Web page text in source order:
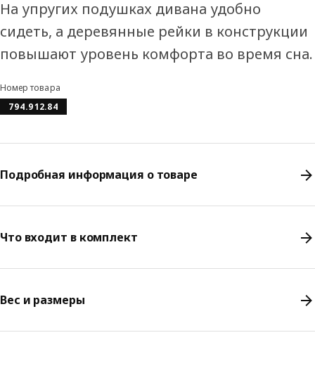
На упругих подушках дивана удобно
сидеть, а деревянные рейки в конструкции
повышают уровень комфорта во время сна.
Номер товара
794.912.84
Подробная информация о товаре
Что входит в комплект
Вес и размеры